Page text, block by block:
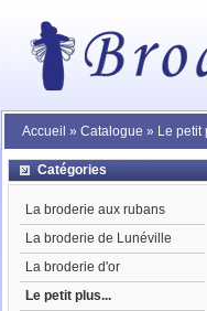
Accueil » Catalogue » Le petit
Catégories
La broderie aux rubans
La broderie de Lunéville
La broderie d'or
Le petit plus...